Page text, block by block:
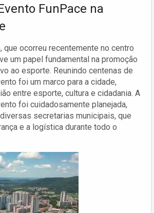
FunPace na
que ocorreu recentemente no centro
um papel fundamental na promoção
ao esporte. Reunindo centenas de
foi um marco para a cidade,
entre esporte, cultura e cidadania. A
foi cuidadosamente planejada,
secretarias municipais, que
e a logística durante todo o